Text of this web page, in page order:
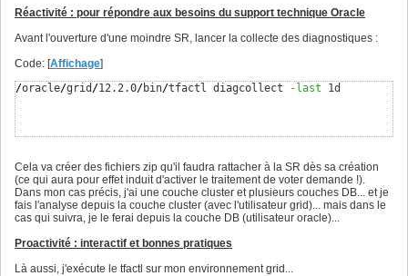
Réactivité : pour répondre aux besoins du support technique Oracle
Avant l'ouverture d'une moindre SR, lancer la collecte des diagnostiques :
Code: [Affichage]
/oracle/grid /12.2.0/bin/tfactl diagcollect -last 1d
Cela va créer des fichiers zip qu'il faudra rattacher à la SR dès sa création
(ce qui aura pour effet induit d'activer le traitement de voter demande !).
Dans mon cas précis, j'ai une couche cluster et plusieurs couches DB... et je
fais l'analyse depuis la couche cluster (avec l'utilisateur grid)... mais dans le
cas qui suivra, je le ferai depuis la couche DB (utilisateur oracle)...
Proactivité : interactif et bonnes pratiques
Là aussi, j'exécute le tfactl sur mon environnement grid...